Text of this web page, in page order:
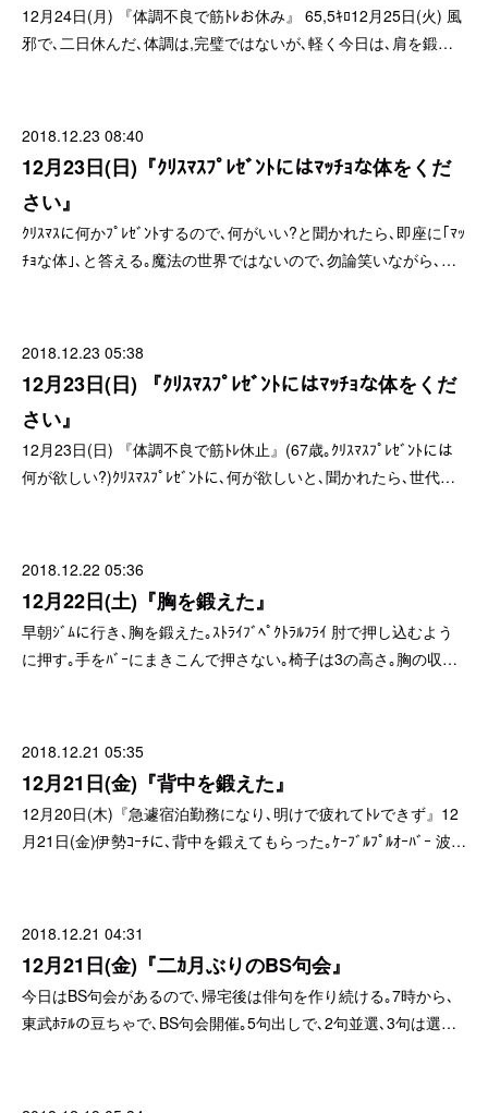
12月24日(月) 『体調不良で筋ﾄﾚお休み』 65,5ｷﾛ12月25日(火) 風
邪で､二日休んだ､体調は,完璧ではないが､軽く今日は､肩を鍛…
2018.12.23 08:40
12月23日(日)『ｸﾘｽﾏｽﾌﾟﾚｾﾞﾝﾄにはﾏｯﾁｮな体をくだ
さい』
ｸﾘｽﾏｽに何かﾌﾟﾚｾﾞﾝﾄするので､何がいい?と聞かれたら､即座に｢ﾏｯ
ﾁｮな体｣､と答える｡魔法の世界ではないので､勿論笑いながら､…
2018.12.23 05:38
12月23日(日) 『ｸﾘｽﾏｽﾌﾟﾚｾﾞﾝﾄにはﾏｯﾁｮな体をくだ
さい』
12月23日(日) 『体調不良で筋ﾄﾚ休止』(67歳｡ｸﾘｽﾏｽﾌﾟﾚｾﾞﾝﾄには
何が欲しい?)ｸﾘｽﾏｽﾌﾟﾚｾﾞﾝﾄに､何が欲しいと､聞かれたら､世代…
2018.12.22 05:36
12月22日(土)『胸を鍛えた』
早朝ｼﾞﾑに行き､胸を鍛えた｡ｽﾄﾗｲﾌﾞﾍﾟｸﾄﾗﾙﾌﾗｲ 肘で押し込むよう
に押す｡手をﾊﾞｰにまきこんで押さない｡椅子は3の高さ｡胸の収…
2018.12.21 05:35
12月21日(金)『背中を鍛えた』
12月20日(木)『急遽宿泊勤務になり､明けで疲れてﾄﾚできず』12
月21日(金)伊勢ｺｰﾁに､背中を鍛えてもらった｡ｹｰﾌﾞﾙﾌﾟﾙｵｰﾊﾞｰ 波…
2018.12.21 04:31
12月21日(金)『二ｶ月ぶりのBS句会』
今日はBS句会があるので､帰宅後は俳句を作り続ける｡7時から､
東武ﾎﾃﾙの豆ちゃで､BS句会開催｡5句出しで､2句並選､3句は選…